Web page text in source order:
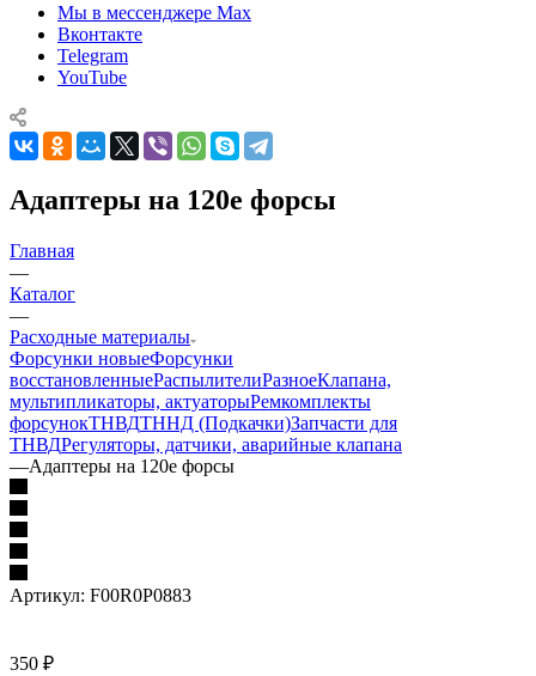
Мы в мессенджере Max
Вконтакте
Telegram
YouTube
Адаптеры на 120е форсы
Главная
—
Каталог
—
Расходные материалы
Форсунки новыеФорсунки
восстановленныеРаспылителиРазноеКлапана,
мультипликаторы, актуаторыРемкомплекты
форсунокТНВДТННД (Подкачки)Запчасти для
ТНВДРегуляторы, датчики, аварийные клапана
—Адаптеры на 120е форсы
Артикул: F00R0P0883
350 ₽